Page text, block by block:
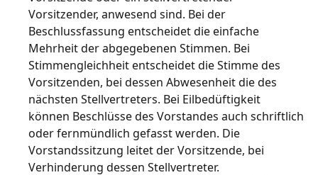
Vorsitzender, anwesend sind. Bei der
Beschlussfassung entscheidet die einfache
Mehrheit der abgegebenen Stimmen. Bei
Stimmengleichheit entscheidet die Stimme des
Vorsitzenden, bei dessen Abwesenheit die des
nächsten Stellvertreters. Bei Eilbedüftigkeit
können Beschlüsse des Vorstandes auch schriftlich
oder fernmündlich gefasst werden. Die
Vorstandssitzung leitet der Vorsitzende, bei
Verhinderung dessen Stellvertreter.